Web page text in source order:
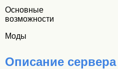
Основные
возможности
Моды
Описание сервера